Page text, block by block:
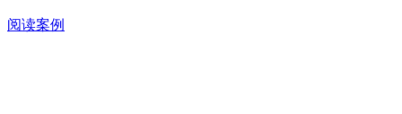
阅读案例